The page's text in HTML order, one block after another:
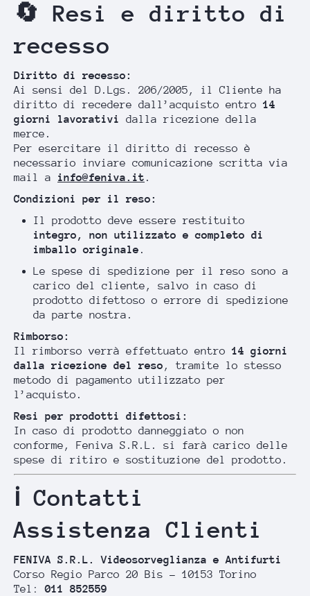
🔄 Resi e diritto di
recesso
Diritto di recesso:
Ai sensi del D.Lgs. 206/2005, il Cliente ha
diritto di recedere dall’acquisto entro 14
giorni lavorativi
dalla ricezione della
merce.
Per esercitare il diritto di recesso è
necessario inviare comunicazione scritta via
mail a info@feniva.it .
Condizioni per il reso:
Il prodotto deve essere restituito
integro, non utilizzato e completo di
imballo originale .
Le spese di spedizione per il reso sono a
carico del cliente, salvo in caso di
prodotto difettoso o errore di spedizione
da parte nostra.
Rimborso:
Il rimborso verrà effettuato entro 14 giorni
dalla ricezione del reso , tramite lo stesso
metodo di pagamento utilizzato per
l’acquisto.
Resi per prodotti difettosi:
In caso di prodotto danneggiato o non
conforme, Feniva S.R.L. si farà carico delle
spese di ritiro e sostituzione del prodotto.
ℹ️ Contatti
Assistenza Clienti
FENIVA S.R.L. Videosorveglianza e Antifurti
Corso Regio Parco 20 Bis – 10153 Torino
Tel:011 852559